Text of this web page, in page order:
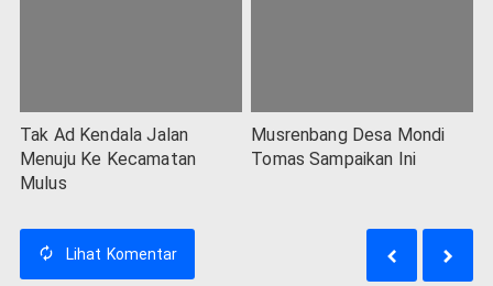
Tak Ad Kendala Jalan
Menuju Ke Kecamatan
Mulus
Musrenbang Desa Mondi
Tomas Sampaikan Ini
Lihat Komentar